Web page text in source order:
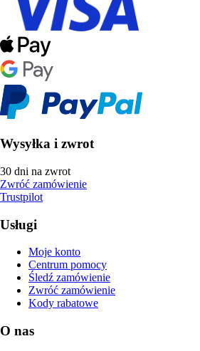
Wysyłka i zwrot
30 dni na zwrot
Zwróć zamówienie
Trustpilot
Usługi
Moje konto
Centrum pomocy
Śledź zamówienie
Zwróć zamówienie
Kody rabatowe
O nas